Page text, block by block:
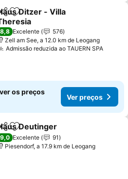
Adicionar aos favoritos
Ditzer - Villa
preços
8,8 Excelente
576
Zell am See, a 12.0 km de Leogang
Admissão reduzida ao TAUERN SPAVer
os preços
Ver preços
Adicionar aos favoritos
Deutinger
9,0 Excelente
91
Piesendorf, a 17.9 km de Leogang